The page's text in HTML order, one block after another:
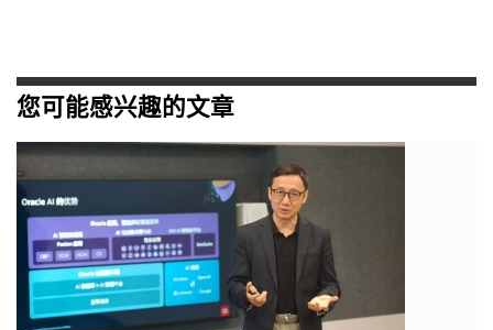
您可能感兴趣的文章